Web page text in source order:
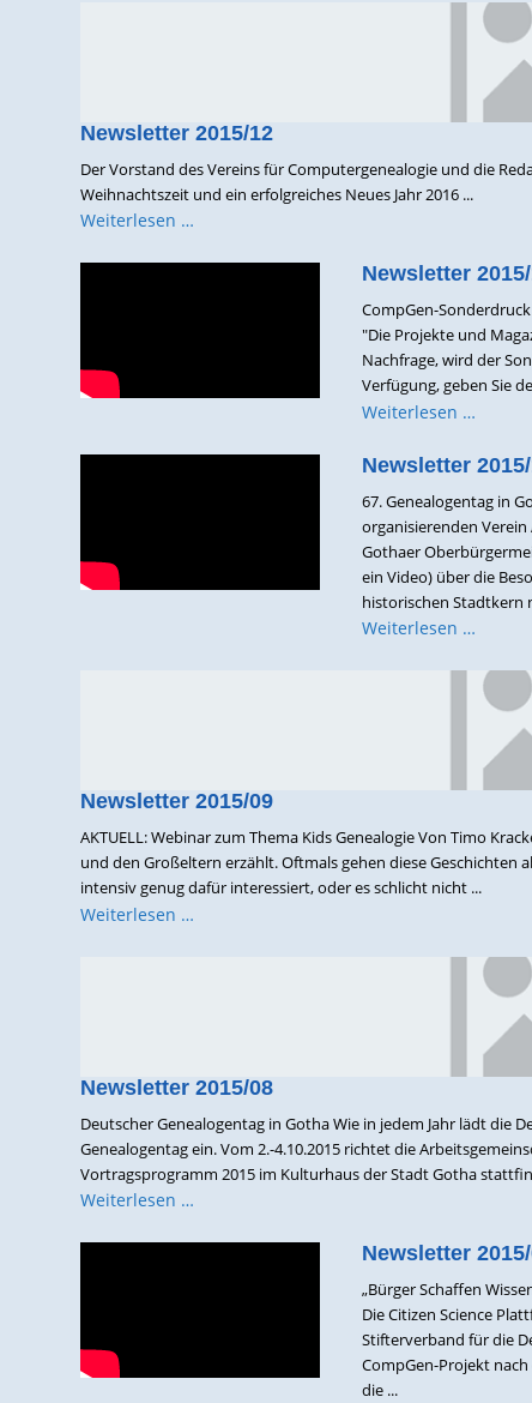
Newsletter 2015/12
Der Vorstand des Vereins für Computergenealogie und die
Weihnachtszeit und ein erfolgreiches Neues Jahr 2016 ...
Weiterlesen …
Newsletter
CompGen-
"Die Projekte und
Nachfrage, wird der
Verfügung, geben Sie
Weiterlesen …
Newsletter
67. Genealogentag in
organisierenden Verein
Gothaer
ein Video) über die
historischen Stadtkern
Weiterlesen …
Newsletter 2015/09
AKTUELL: Webinar zum Thema Kids Genealogie Von Timo
und den Großeltern erzählt. Oftmals gehen diese
intensiv genug dafür interessiert, oder es schlicht nicht ...
Weiterlesen …
Newsletter 2015/08
Deutscher Genealogentag in Gotha Wie in jedem Jahr lädt die
Genealogentag ein. Vom 2.-4.10.2015 richtet die
Vortragsprogramm 2015 im Kulturhaus der Stadt Gotha
Weiterlesen …
Newsletter
„Bürger Schaffen
Die Citizen Science
Stifterverband für die
CompGen-Projekt
die ...